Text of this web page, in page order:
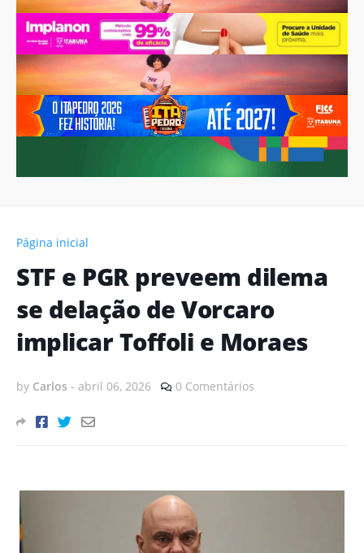
Página inicial
STF e PGR preveem dilema
se delação de Vorcaro
implicar Toffoli e Moraes
by Carlos - abril 06, 2026 0 Comentários